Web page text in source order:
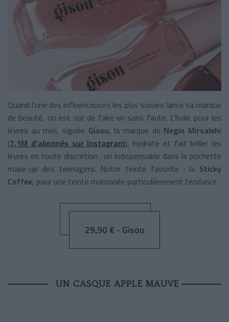
Quand l’une des influenceuses les plus suivies lance sa marque
de beauté, on est sûr de faire un sans faute. L’huile pour les
lèvres au miel, signée Gisou, la marque de Negin Mirsalehi
(7,1M d’abonnés sur Instagram), hydrate et fait briller les
lèvres en toute discrétion : un indispensable dans la pochette
make-up des teenagers. Notre teinte favorite : la Sticky
Coffee, pour une teinte maronnée particulièrement tendance.
29,90 € - Gisou
UN CASQUE APPLE MAUVE